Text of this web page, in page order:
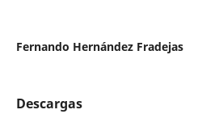
Fernando Hernández Fradejas
Descargas